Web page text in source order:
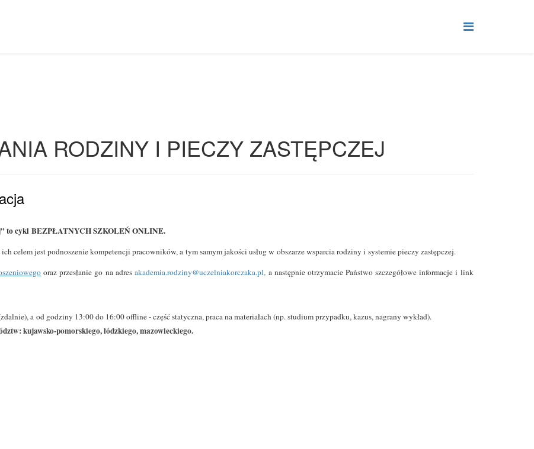
RODZINY I PIECZY ZASTĘPCZEJ
to cykl BEZPŁATNYCH SZKOLEŃ ONLINE.
celem jest podnoszenie kompetencji pracowników, a tym samym jakości usług w obszarze wsparcia rodziny i systemie pieczy zastępczej.
oraz przesłanie go na adres akademia.rodziny@uczelniakorczaka.pl,a następnie otrzymacie Państwo szczegółowe informacje i link
a od godziny 13:00 do 16:00 offline - część statyczna, praca na materiałach (np. studium przypadku, kazus, nagrany wykład).
kujawsko-pomorskiego, łódzkiego, mazowieckiego.